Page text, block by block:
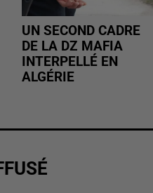
UN SECOND CADRE
DE LA DZ MAFIA
INTERPELLÉ EN
ALGÉRIE